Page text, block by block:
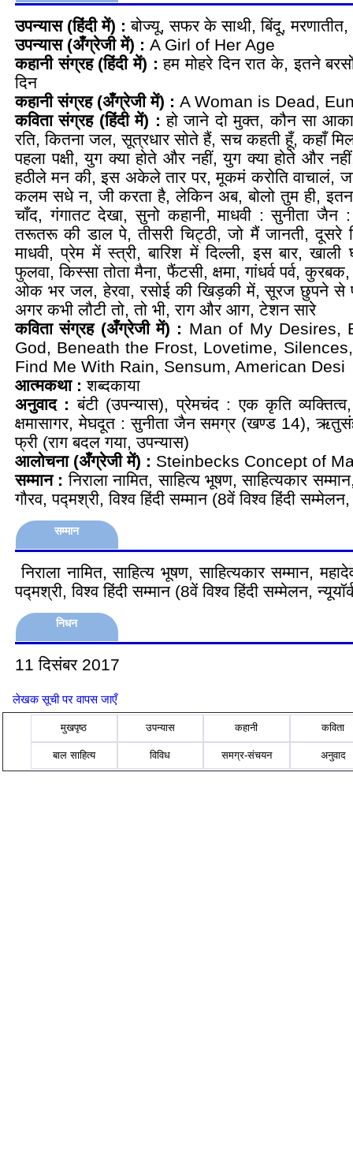
उपन्यास (हिंदी में) :बोज्यू, सफर के साथी, बिंदू, मरणातीत,
उपन्यास (अँग्रेजी में) : A Girl of Her Age
कहानी संग्रह (हिंदी में) :हम मोहरे दिन रात के, इतने
दिन
कहानी संग्रह (अँग्रेजी में) : A Woman is Dead,
कविता संग्रह (हिंदी में) :हो जाने दो मुक्त, कौन सा
रति, कितना जल, सूत्रधार सोते हैं, सच कहती हूँ, कहाँ
पहला पक्षी, युग क्या होते और नहीं, युग क्या होते और
हठीले मन की, इस अकेले तार पर, मूकमं करोति वाचालं,
कलम सधे न, जी करता है, लेकिन अब, बोलो तुम ही,
चाँद, गंगातट देखा, सुनो कहानी, माधवी : सुनीता
तरूतरू की डाल पे, तीसरी चिट्ठी, जो मैं जानती, दूसरे
माधवी, प्रेम में स्त्री, बारिश में दिल्ली, इस बार,
फुलवा, किस्सा तोता मैना, फैंटसी, क्षमा, गांधर्व पर्व,
ओक भर जल, हेरवा, रसोई की खिड़की में, सूरज छुपने से
अगर कभी लौटी तो, तो भी, राग और आग, टेशन सारे
कविता संग्रह (अँग्रेजी में) : Man of My Desires,
God, Beneath the Frost, Lovetime,
Find Me With Rain, Sensum, American Desi
आत्मकथा :शब्दकाया
अनुवाद :बंटी (उपन्यास), प्रेमचंद : एक कृति
क्षमासागर, मेघदूत : सुनीता जैन समग्र (खण्ड 14),
फ्री (राग बदल गया, उपन्यास)
आलोचना (अँग्रेजी में) : Steinbecks Concept of
सम्मान :निराला नामित, साहित्य भूषण, साहित्यकार सम्मान,
गौरव, पद्मश्री, विश्व हिंदी सम्मान (8वें विश्व हिंदी
सम्मान
निराला नामित, साहित्य भूषण, साहित्यकार सम्मान,
पद्मश्री, विश्व हिंदी सम्मान (8वें विश्व हिंदी सम्मेलन,
निधन
11 दिसंबर 2017
लेखक सूची पर वापस जाएँ
मुखपृष्ठ उपन्यास कहानी कविता
बाल साहित्य विविध समग्र-संचयन अनुवाद